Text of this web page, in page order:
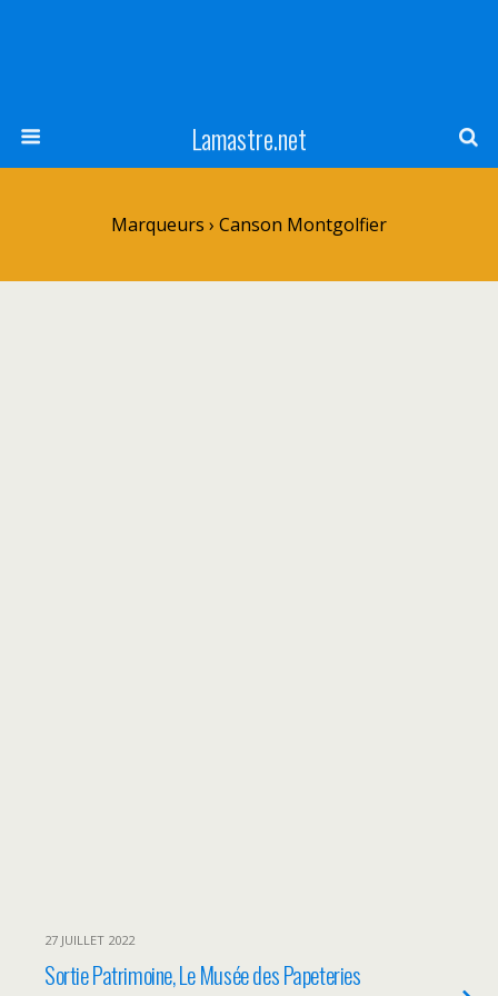
Lamastre.net
Marqueurs › Canson Montgolfier
27 JUILLET 2022
Sortie Patrimoine, Le Musée des Papeteries